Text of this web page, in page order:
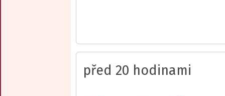
před 20 hodinami